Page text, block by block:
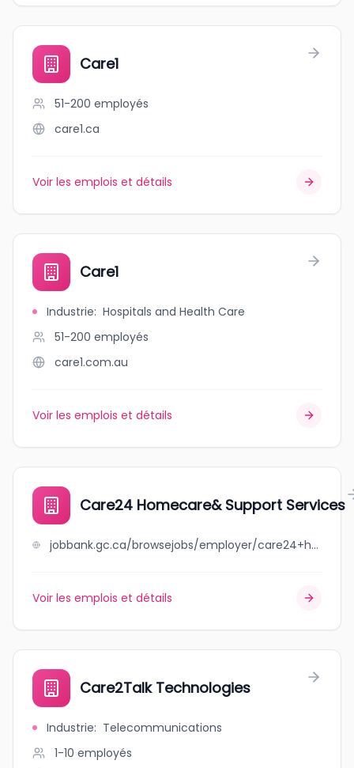
Care1
51-200 employés
care1.ca
Voir les emplois et détails
Care1
Industrie: Hospitals and Health Care
51-200 employés
care1.com.au
Voir les emplois et détails
Care24 Homecare& Support Services
jobbank.gc.ca/browsejobs/employer/care24+homecare%26+support+services/ca
Voir les emplois et détails
Care2Talk Technologies
Industrie: Telecommunications
1-10 employés